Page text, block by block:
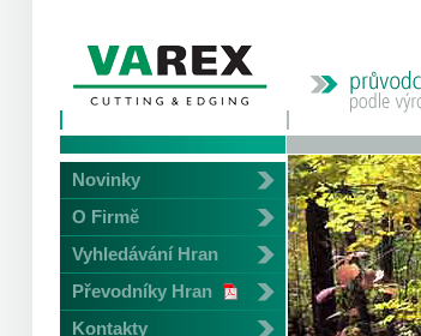
Novinky
O Firmě
Vyhledávání Hran
Převodníky Hran
Kontakty